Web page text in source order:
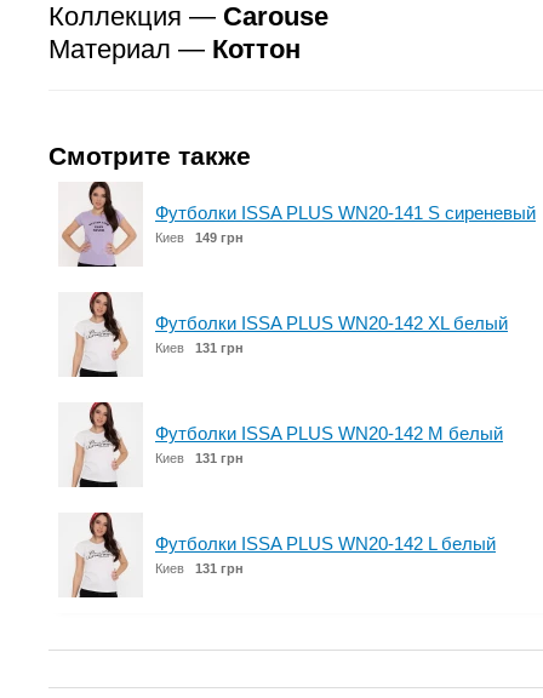
Коллекция — Carouse
Материал — Коттон
Смотрите также
Футболки ISSA PLUS WN20-141 S сиреневый
Киев 149 грн
Футболки ISSA PLUS WN20-142 XL белый
Киев 131 грн
Футболки ISSA PLUS WN20-142 M белый
Киев 131 грн
Футболки ISSA PLUS WN20-142 L белый
Киев 131 грн